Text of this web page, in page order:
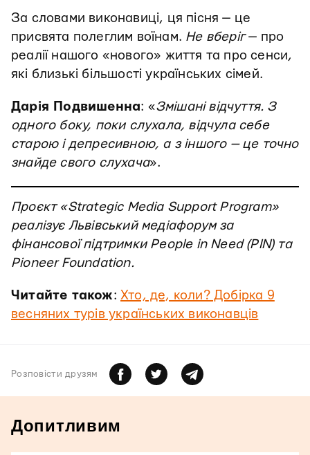
За словами виконавиці, ця пісня — це
присвята полеглим воїнам. Не вберіг— про
реалії нашого «нового» життя та про сенси,
які близькі більшості українських сімей.
Дарія Подвишенна: «Змішані відчуття. З
одного боку, поки слухала, відчула себе
старою і депресивною, а з іншого — це точно
знайде свого слухача».
Проєкт «Strategic Media Support Program»
реалізує Львівський медіафорум за
фінансової підтримки People in Need (PIN) та
Pioneer Foundation.
Читайте також:Хто, де, коли? Добірка 9
весняних турів українських виконавців
Розповiсти друзям
Допитливим